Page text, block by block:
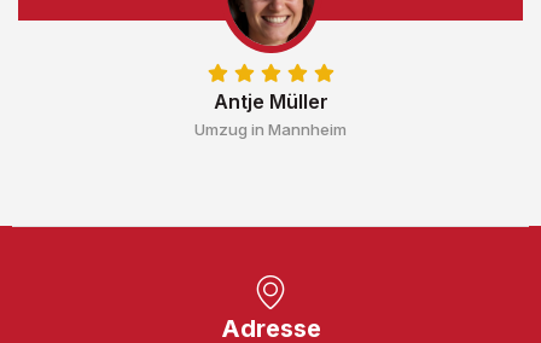
Antje Müller
Umzug in Mannheim
Adresse